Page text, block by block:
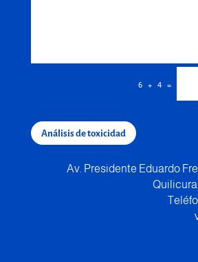
6 + 4 =
Análisis de toxicidad
Av. Presidente Eduardo